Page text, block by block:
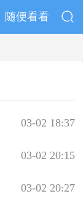
随便看看
03-02 18:37
03-02 20:15
03-02 20:27